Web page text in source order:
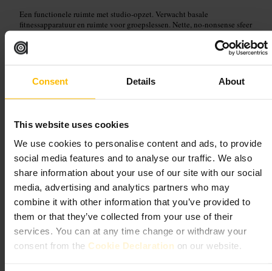
Consent Details About
This website uses cookies
We use cookies to personalise content and ads, to provide
social media features and to analyse our traffic. We also
share information about your use of our site with our social
media, advertising and analytics partners who may
combine it with other information that you’ve provided to
them or that they’ve collected from your use of their
services. You can at any time change or withdraw your
consent from the Cookie Declaration on our website.
Een functionele ruimte met studio-opzet. Verwacht basale
fitnessapparatuur en ruimte voor groepslessen. Nette, no-nonsense sfeer
en handig voor korte workouts.
Kom in je sportkleding en neem een handdoek en water mee. Check
Reizigers boeken soms kort van tevoren, vooral tijdens piekmomenten.
Rere of 30, Summerhill Parade, Drumcondra, Dublin, D01 W6R9, Ire
land
Hercules Club
Sportschool en studio
4,6